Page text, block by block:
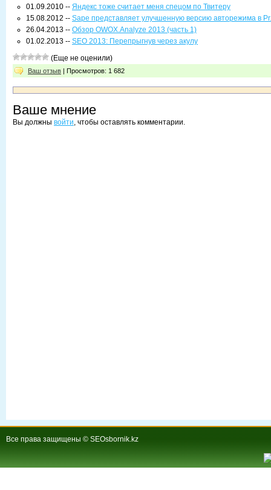
01.09.2010 -- Яндекс тоже считает меня спецом по Твитеру
15.08.2012 -- Sape представляет улучшенную версию авторежима в
26.04.2013 -- Обзор OWOX.Analyze 2013 (часть 1)
01.02.2013 -- SEO 2013: Перепрыгнув через акулу
(Еще не оценили)
Ваш отзыв | Просмотров: 1 682
Ваше мнение
Вы должны войти, чтобы оставлять комментарии.
Все права защищены © SEOsbornik.kz